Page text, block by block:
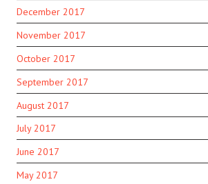
December 2017
November 2017
October 2017
September 2017
August 2017
July 2017
June 2017
May 2017